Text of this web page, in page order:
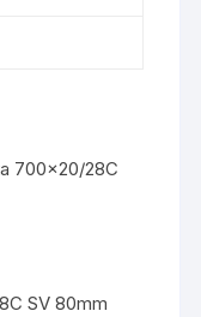
700×20/28C
SV 80mm